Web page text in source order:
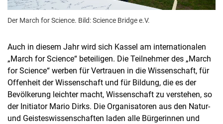
Der March for Science. Bild: Science Bridge e.V.
Auch in diesem Jahr wird sich Kassel am internationalen
„March for Science“ beteiligen. Die Teilnehmer des „March
for Science“ werben für Vertrauen in die Wissenschaft, für
Offenheit der Wissenschaft und für Bildung, die es der
Bevölkerung leichter macht, Wissenschaft zu verstehen, so
der Initiator Mario Dirks. Die Organisatoren aus den Natur-
und Geisteswissenschaften laden alle Bürgerinnen und